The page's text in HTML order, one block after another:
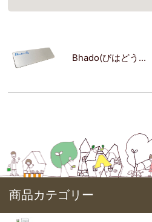
Bhado(びはどう...
商品カテゴリー